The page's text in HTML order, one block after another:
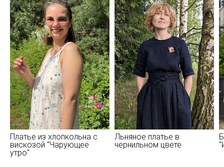
Платье из хлопкольна с
вискозой "Чарующее
утро"
Льняное платье в
чернильном цвете